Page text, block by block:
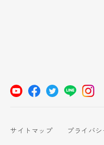
サイトマップ プライバ